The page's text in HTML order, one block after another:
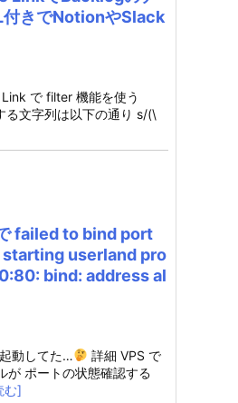
付きでNotionやSlack
で filter 機能を使う
文字列は以下の通り s/(\
failed to bind port
userland pro
bind: address al
動してた…
詳細 VPS で
ポートの状態確認する
む]